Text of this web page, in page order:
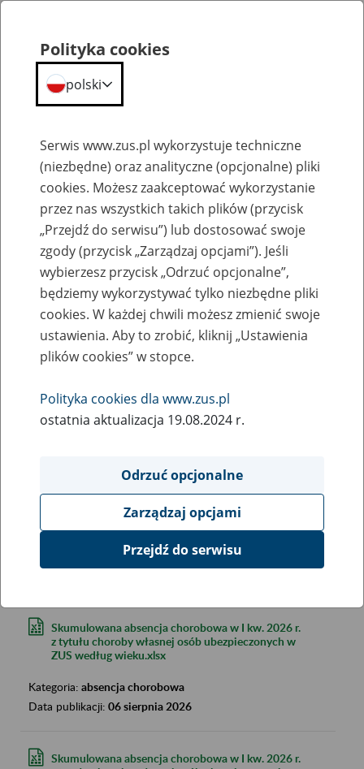
Statystyczny
ZUS
Wyniki wyszukiwania
Kategoria
Szukaj
SZUKAJ
Szukana fraza:
Szukana kategoria:
Wyniki:
Skumulowana absencja chorobowa w I kw. 2026 r.
z tytułu choroby własnej osób ubezpieczonych w
ZUS według wieku.xlsx
Kategoria: absencja chorobowa
Data publikacji: 06 sierpnia 2026
Skumulowana absencja chorobowa w I kw. 2026 r.
Polityka cookies
polski
Serwis www.zus.pl wykorzystuje techniczne
(niezbędne) oraz analityczne (opcjonalne) pliki
cookies. Możesz zaakceptować wykorzystanie
przez nas wszystkich takich plików (przycisk
„Przejdź do serwisu”) lub dostosować swoje
zgody (przycisk „Zarządzaj opcjami”). Jeśli
wybierzesz przycisk „Odrzuć opcjonalne”,
będziemy wykorzystywać tylko niezbędne pliki
cookies. W każdej chwili możesz zmienić swoje
ustawienia. Aby to zrobić, kliknij „Ustawienia
plików cookies” w stopce.
Polityka cookies dla www.zus.pl
ostatnia aktualizacja 19.08.2024 r.
Odrzuć opcjonalne
Zarządzaj opcjami
Przejdź do serwisu